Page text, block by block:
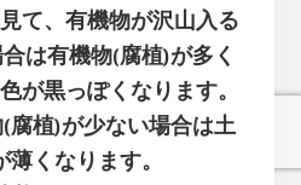
て、有機物が沢山入る
は有機物(腐植)が多く
が黒っぽくなります。
腐植)が少ない場合は土
薄くなります。